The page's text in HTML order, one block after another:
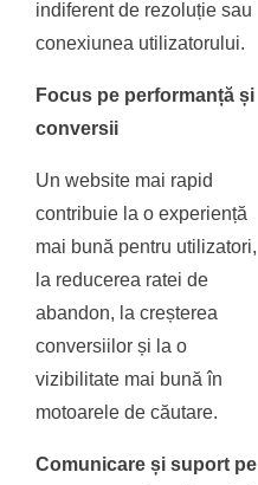
indiferent de rezoluție sau
conexiunea utilizatorului.
Focus pe performanță și
conversii
Un website mai rapid
contribuie la o experiență
mai bună pentru utilizatori,
la reducerea ratei de
abandon, la creșterea
conversiilor și la o
vizibilitate mai bună în
motoarele de căutare.
Comunicare și suport pe